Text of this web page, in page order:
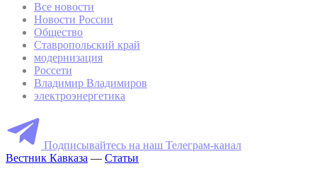
Все новости
Новости России
Общество
Ставропольский край
модернизация
Россети
Владимир Владимиров
электроэнергетика
Подписывайтесь на наш Телеграм-канал
Вестник Кавказа — Статьи